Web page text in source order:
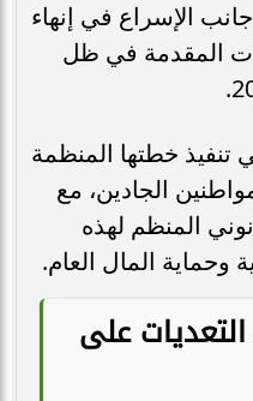
جانب الإسراع في إنهاء
المقدمة في ظل
خطتها المنظمة
الجادين، مع
المنظم لهذه
وحماية المال العام.
على